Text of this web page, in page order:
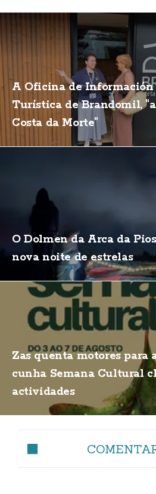
A Oficina de
Turística de Brandomil,
Costa da Morte"
O Dolmen da Arca da
nova noite de estrelas
Zas quenta motores para
cunha Semana Cultural
actividades